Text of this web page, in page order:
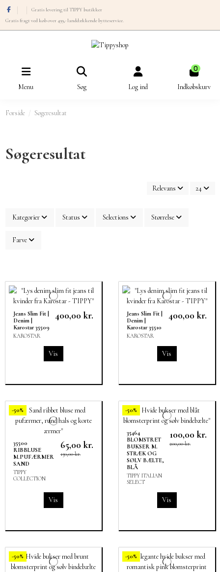
Gratis levering til TIPPY butikker
Gratis fragt ved køb over 499,- landdækkende bytteservice.
Menu Søg Log ind
0
Indkøbskurv
Forside Søgeresultat
Søgeresultat
Relevans 24
Kategorier Status Selections Størrelse
Farve
Jeans Slim Fit |
Denim |
Karostar 35509
KAROSTAR
400,00 kr.
Vis
Jeans Slim Fit |
Denim |
Karostar 35510
KAROSTAR
400,00 kr.
Vis
-50%
35500
RIBBLUSE
M.PUFÆRMER
SAND
TIPPY
COLLECTION
65,00 kr.
130,00 kr.
Vis
-50%
35464
BLOMSTRET
BUKSER M.
STRÆK OG
SØLV BÆLTE,
BLÅ
TIPPY ITALIAN
SELECT
100,00 kr.
200,00 kr.
Vis
-50% -50%